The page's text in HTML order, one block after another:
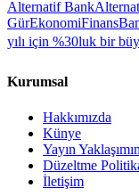
Alternatif Bank
GürEkonomiFinans
yılı için %30luk bir
Kurumsal
Hakkımızda
Künye
Yayın
Düzeltme
İletişim